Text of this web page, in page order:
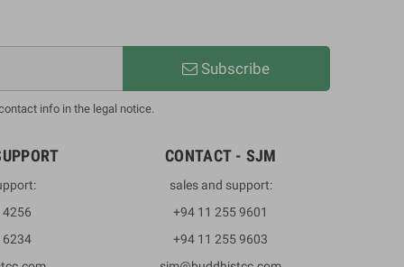
Subscribe
info in the legal notice.
4256
6234
CONTACT - SJM
sales and support:
+94 11 255 9601
+94 11 255 9603